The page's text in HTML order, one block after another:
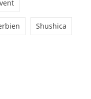
Shushica